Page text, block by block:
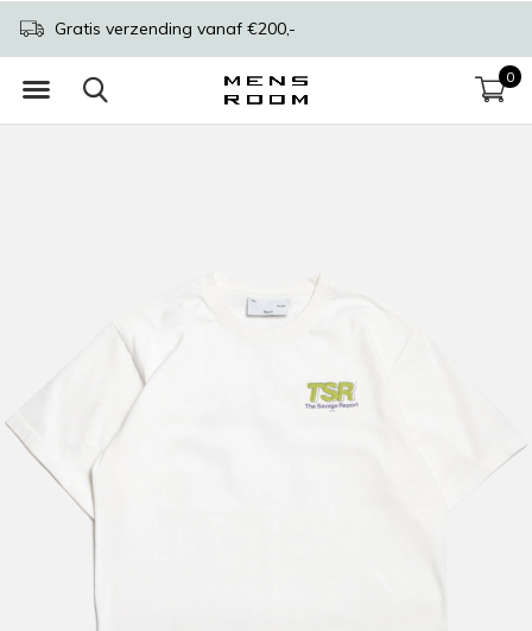
0
Gratis verzending vanaf €200,-